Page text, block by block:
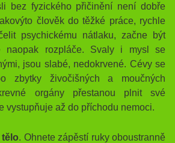
bez fyzického přičinění není dobře
člověk do těžké práce, rychle
psychickému nátlaku, začne být
naopak rozpláče. Svaly i mysl se
jsou slabé, nedokrvené. Cévy se
zbytky živočišných a moučných
orgány přestanou plnit své
vystupňuje až do příchodu nemoci.
. Ohnete zápěstí ruky oboustranně